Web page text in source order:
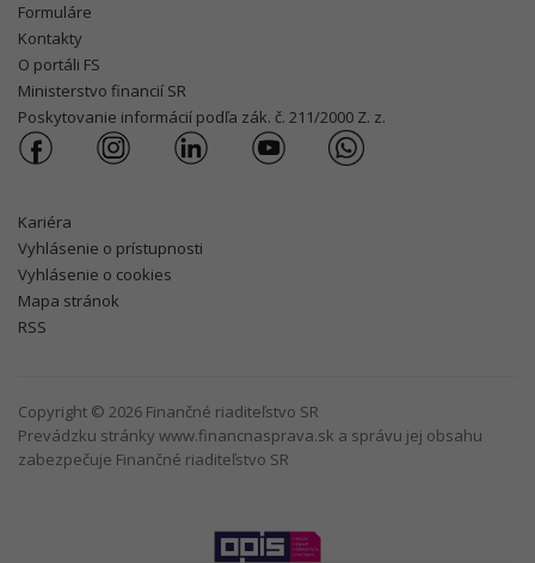
Formuláre
Kontakty
O portáli FS
Ministerstvo financií SR
Poskytovanie informácií podľa zák. č. 211/2000 Z. z.
Kariéra
Vyhlásenie o prístupnosti
Vyhlásenie o cookies
Mapa stránok
RSS
Copyright © 2026 Finančné riaditeľstvo SR
Prevádzku stránky www.financnasprava.sk a správu jej obsahu
zabezpečuje Finančné riaditeľstvo SR